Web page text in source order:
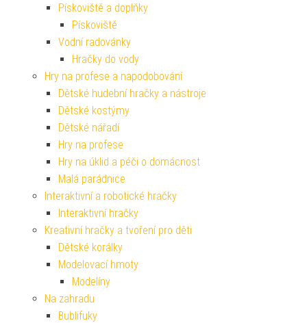
Pískoviště a doplňky
Pískoviště
Vodní radovánky
Hračky do vody
Hry na profese a napodobování
Dětské hudební hračky a nástroje
Dětské kostýmy
Dětské nářadí
Hry na profese
Hry na úklid a péči o domácnost
Malá parádnice
Interaktivní a robotické hračky
Interaktivní hračky
Kreativní hračky a tvoření pro děti
Dětské korálky
Modelovací hmoty
Modelíny
Na zahradu
Bublifuky